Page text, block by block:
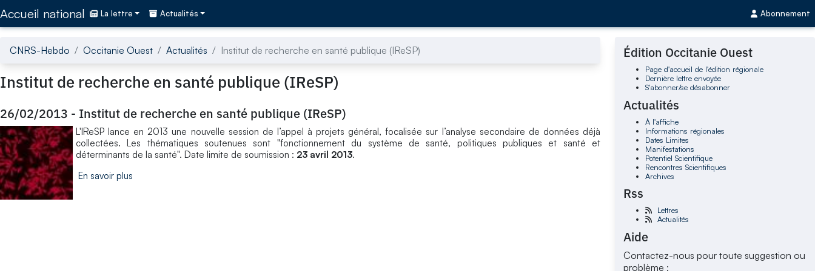
Accueil national La lettre Actualités Abonnement
CNRS-Hebdo Occitanie Ouest Actualités Institut de recherche en santé publique (IReSP)
Institut de recherche en santé publique (IReSP)
26/02/2013 - Institut de recherche en santé publique (IReSP)
L'IReSP lance en 2013 une nouvelle session de l’appel à projets général, focalisée sur l’analyse secondaire de données déjà
collectées. Les thématiques soutenues sont "fonctionnement du système de santé, politiques publiques et santé et
déterminants de la santé". Date limite de soumission : 23 avril 2013.
En savoir plus
Édition Occitanie Ouest
Page d'accueil de l'édition régionale
Dernière lettre envoyée
S'abonner/se désabonner
Actualités
À l'affiche
Informations régionales
Dates Limites
Manifestations
Potentiel Scientifique
Rencontres Scientifiques
Archives
Rss
Lettres
Actualités
Aide
Contactez-nous pour toute suggestion ou
problème :